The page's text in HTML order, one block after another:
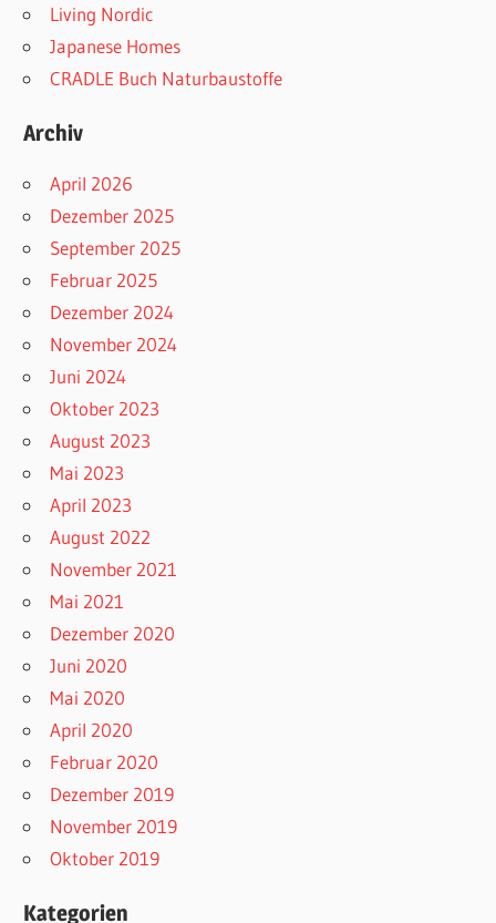
Living Nordic
Japanese Homes
CRADLE Buch Naturbaustoffe
Archiv
April 2026
Dezember 2025
September 2025
Februar 2025
Dezember 2024
November 2024
Juni 2024
Oktober 2023
August 2023
Mai 2023
April 2023
August 2022
November 2021
Mai 2021
Dezember 2020
Juni 2020
Mai 2020
April 2020
Februar 2020
Dezember 2019
November 2019
Oktober 2019
Kategorien